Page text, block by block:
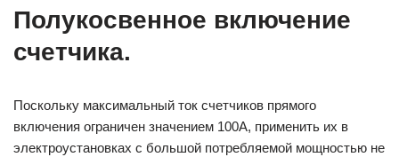
Полукосвенное включение
счетчика.
Поскольку максимальный ток счетчиков прямого
включения ограничен значением 100А, применить их в
электроустановках с большой потребляемой мощностью не